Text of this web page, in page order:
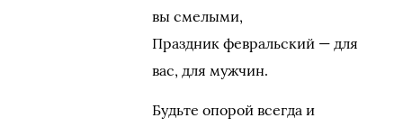
вы смелыми,
Праздник февральский — для
вас, для мужчин.
Будьте опорой всегда и